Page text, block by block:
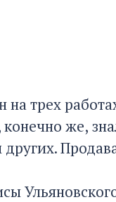
на трех
же,